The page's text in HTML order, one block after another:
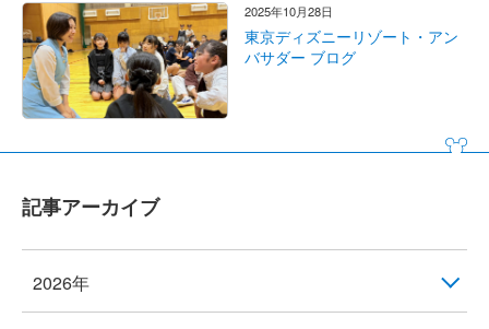
2025年10月28日
東京ディズニーリゾート・アン
バサダー ブログ
記事アーカイブ
2026年